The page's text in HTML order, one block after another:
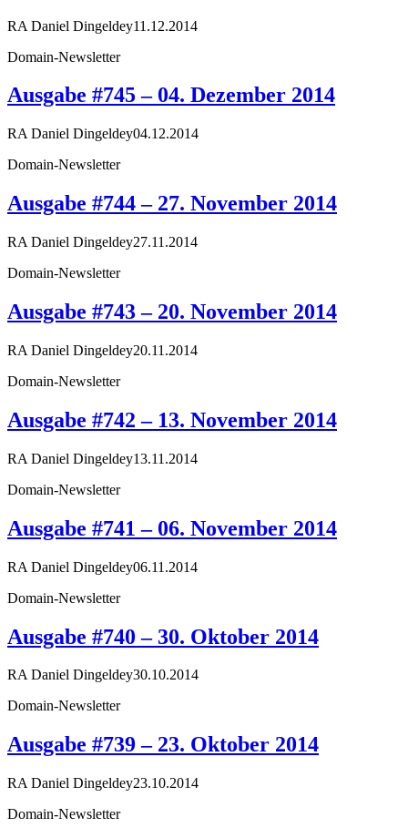
RA Daniel Dingeldey11.12.2014
Domain-Newsletter
Ausgabe #745 – 04. Dezember 2014
RA Daniel Dingeldey04.12.2014
Domain-Newsletter
Ausgabe #744 – 27. November 2014
RA Daniel Dingeldey27.11.2014
Domain-Newsletter
Ausgabe #743 – 20. November 2014
RA Daniel Dingeldey20.11.2014
Domain-Newsletter
Ausgabe #742 – 13. November 2014
RA Daniel Dingeldey13.11.2014
Domain-Newsletter
Ausgabe #741 – 06. November 2014
RA Daniel Dingeldey06.11.2014
Domain-Newsletter
Ausgabe #740 – 30. Oktober 2014
RA Daniel Dingeldey30.10.2014
Domain-Newsletter
Ausgabe #739 – 23. Oktober 2014
RA Daniel Dingeldey23.10.2014
Domain-Newsletter